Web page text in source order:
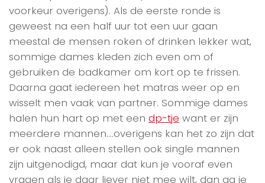
voorkeur overigens). Als de eerste ronde is
geweest na een half uur tot een uur gaan
meestal de mensen roken of drinken lekker wat,
sommige dames kleden zich even om of
gebruiken de badkamer om kort op te frissen.
Daarna gaat iedereen het matras weer op en
wisselt men vaak van partner. Sommige dames
halen hun hart op met een dp-tje want er zijn
meerdere mannen….overigens kan het zo zijn dat
er ook naast alleen stellen ook single mannen
zijn uitgenodigd, maar dat kun je vooraf even
vragen als je daar liever niet mee wilt, dan ga je